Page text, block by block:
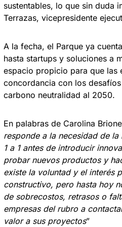
sustentables, lo que sin duda
Terrazas, vicepresidente
A la fecha, el Parque ya
hasta startups y soluciones a
espacio propicio para que las
concordancia con los
carbono neutralidad al 2050.
En palabras de Carolina
responde a la necesidad de
1 a 1 antes de introducir
probar nuevos productos y
existe la voluntad y el interés
constructivo, pero hasta hoy
de sobrecostos, retrasos o
empresas del rubro a
valor a sus proyectos”